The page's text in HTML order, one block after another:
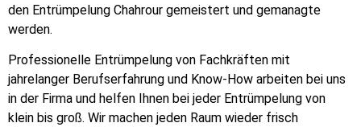
den Entrümpelung Chahrour gemeistert und gemanagte
werden.
Professionelle Entrümpelung von Fachkräften mit
jahrelanger Berufserfahrung und Know-How arbeiten bei uns
in der Firma und helfen Ihnen bei jeder Entrümpelung von
klein bis groß. Wir machen jeden Raum wieder frisch